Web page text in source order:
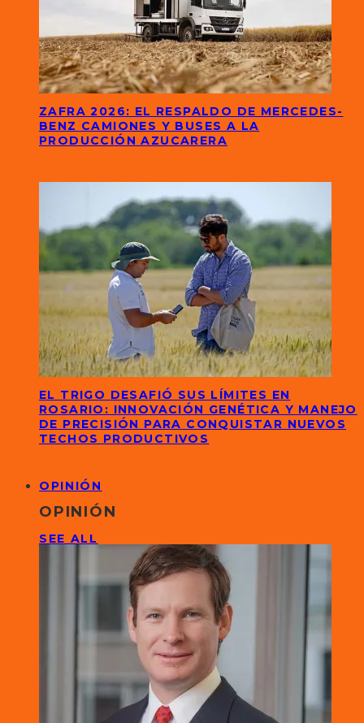
ZAFRA 2026: EL RESPALDO DE MERCEDES-
BENZ CAMIONES Y BUSES A LA
PRODUCCIÓN AZUCARERA
EL TRIGO DESAFIÓ SUS LÍMITES EN
ROSARIO: INNOVACIÓN GENÉTICA Y MANEJO
DE PRECISIÓN PARA CONQUISTAR NUEVOS
TECHOS PRODUCTIVOS
OPINIÓN
OPINIÓN
SEE ALL